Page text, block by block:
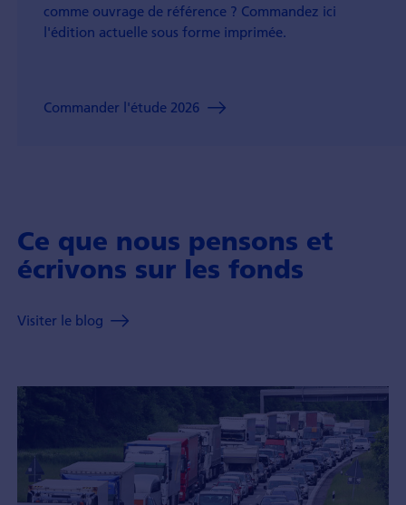
comme ouvrage de référence ? Commandez ici
l'édition actuelle sous forme imprimée.
Commander l'étude 2026
Ce que nous pensons et
écrivons sur les fonds
Visiter le blog